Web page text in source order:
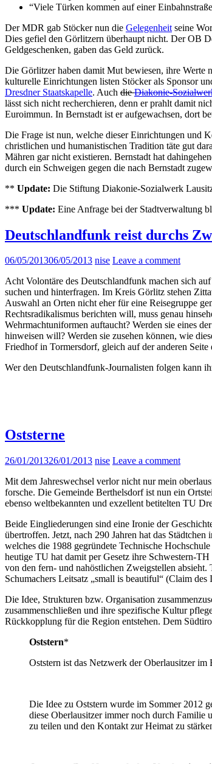
“Viele Türken kommen auf einer
Der MDR gab Stöcker nun die Gelegenheit seine
Dies gefiel den Görlitzern überhaupt nicht. Der OB
Geldgeschenken, gaben das Geld zurück.
Die Görlitzer haben damit Mut bewiesen, ihre Werte
kulturelle Einrichtungen listen Stöcker als Sponsor
Dresdner Staatskapelle. Auch dieDiakonie-
lässt sich nicht recherchieren, denn er prahlt damit
Euroimmun. In Bernstadt ist er aufgewachsen, dort
Die Frage ist nun, welche dieser Einrichtungen und
christlichen und humanistischen Tradition täte gut
Mähren gar nicht existieren. Bernstadt hat
durch ein Schweigen gegen die nach Bernstadt
** Update: Die Stiftung Diakonie-Sozialwerk
*** Update: Eine Anfrage bei der Stadtverwaltung
Deutschlandfunk reist durchs
06/05/201306/05/2013 nise Leave a comment
Acht Volontäre des Deutschlandfunk machen sich
suchen und hinterfragen. Im Kreis Görlitz stehen
Auswahl an Orten nicht eher für eine Reisegruppe
Rechtsradikalismus berichten will, muss genau
Wehrmachtuniformen auftaucht? Werden sie eines
hinweisen will? Werden sie zusehen können, wie
Friedhof in Tormersdorf, gleich auf der anderen
Wer den Deutschlandfunk-Journalisten folgen kann
Oststerne
26/01/201326/01/2013 nise Leave a comment
Mit dem Jahreswechsel verlor nicht nur mein
forsche. Die Gemeinde Berthelsdorf ist nun ein
ebenso weltbekannten und exzellent betitelten TU
Beide Eingliederungen sind eine Ironie der
übertroffen. Jetzt, nach 290 Jahren hat das
welches die 1988 gegründete Technische
heutige TU hat damit per Gesetz ihre Schwestern-
von den fern- und nahöstlichen Zweigstellen
Schumachers Leitsatz „small is beautiful“ (Claim
Die Idee, Strukturen bzw. Organisation
zusammenschließen und ihre spezifische Kultur
Rückkopplung für die Region entstehen. Dem
Oststern*
Oststern ist das Netzwerk der Oberlausitzer
Die Idee zu Oststern wurde im Sommer 2012
diese Oberlausitzer immer noch durch Familie
zu teilen und den Kontakt zur Heimat zu